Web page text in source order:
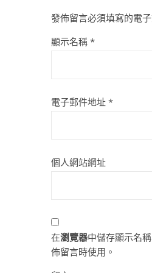
發佈留言必須填寫的電
顯示名稱 *
電子郵件地址 *
個人網站網址
在瀏覽器中儲存顯示名
佈留言時使用。